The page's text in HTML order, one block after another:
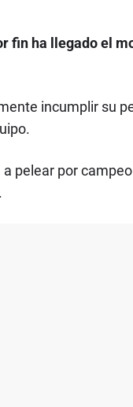
fin ha llegado el
incumplir su
pelear por